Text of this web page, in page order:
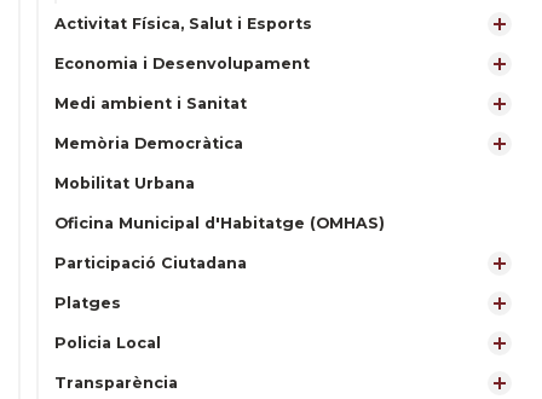
Activitat Física, Salut i Esports
Economia i Desenvolupament
Medi ambient i Sanitat
Memòria Democràtica
Mobilitat Urbana
Oficina Municipal d'Habitatge (OMHAS)
Participació Ciutadana
Platges
Policia Local
Transparència